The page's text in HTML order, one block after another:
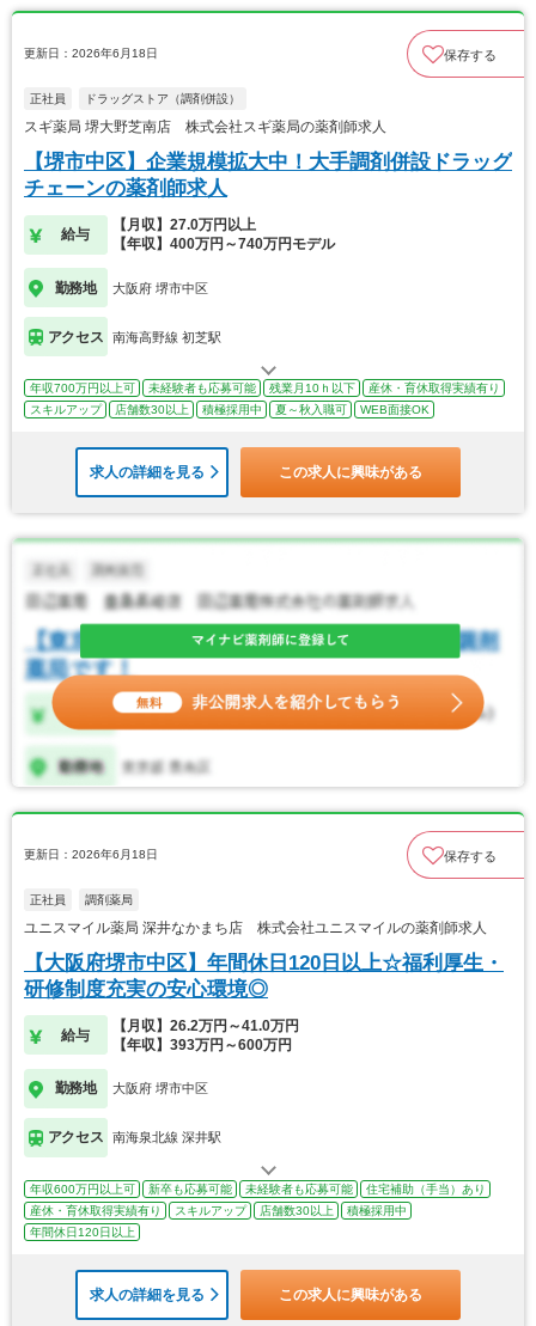
更新日：2026年6月18日 保存する
正社員 ドラッグストア（調剤併設）
スギ薬局 堺大野芝南店 株式会社スギ薬局の薬剤師求人
【堺市中区】企業規模拡大中！大手調剤併設ドラッグ
チェーンの薬剤師求人
給与
【月収】27.0万円以上
【年収】400万円～740万円モデル
勤務地 大阪府 堺市中区
アクセス 南海高野線 初芝駅
年収700万円以上可 未経験者も応募可能 残業月10ｈ以下
産休・育休取得実績有り
スキルアップ
店舗数30以上 積極採用中 夏～秋入職可 WEB面接OK
求人の詳細を見る この求人に興味がある
更新日：2026年6月18日 保存する
正社員 調剤薬局
ユニスマイル薬局 深井なかまち店 株式会社ユニスマイルの薬剤師求人
【大阪府堺市中区】年間休日120日以上☆福利厚生・
研修制度充実の安心環境◎
給与
【月収】26.2万円～41.0万円
【年収】393万円～600万円
勤務地 大阪府 堺市中区
アクセス 南海泉北線 深井駅
年収600万円以上可 新卒も応募可能 未経験者も応募可能
住宅補助（手当）あり
産休・育休取得実績有り
スキルアップ 店舗数30以上
積極採用中
年間休日120日以上
求人の詳細を見る この求人に興味がある